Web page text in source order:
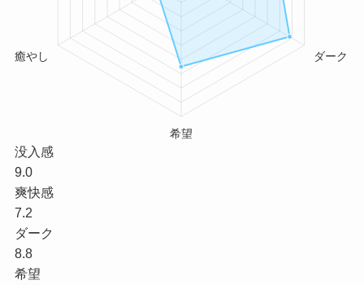
没入感
9.0
爽快感
7.2
ダーク
8.8
希望